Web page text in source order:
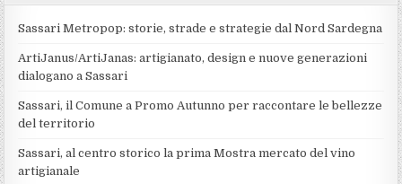
Sassari Metropop: storie, strade e strategie dal Nord Sardegna
ArtiJanus/ArtiJanas: artigianato, design e nuove generazioni
dialogano a Sassari
Sassari, il Comune a Promo Autunno per raccontare le bellezze
del territorio
Sassari, al centro storico la prima Mostra mercato del vino
artigianale